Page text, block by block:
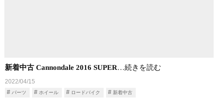
新着中古 Cannondale 2016 SUPER…続きを読む
2022/04/15
パーツ ホイール ロードバイク 新着中古